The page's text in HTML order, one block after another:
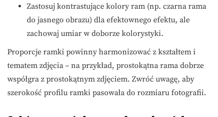
Zastosuj kontrastujące kolory ram (np. czarna rama
do jasnego obrazu) dla efektownego efektu, ale
zachowaj umiar w doborze kolorystyki.
Proporcje ramki powinny harmonizować z kształtem i
tematem zdjęcia – na przykład, prostokątna rama dobrze
współgra z prostokątnym zdjęciem. Zwróć uwagę, aby
szerokość profilu ramki pasowała do rozmiaru fotografii.